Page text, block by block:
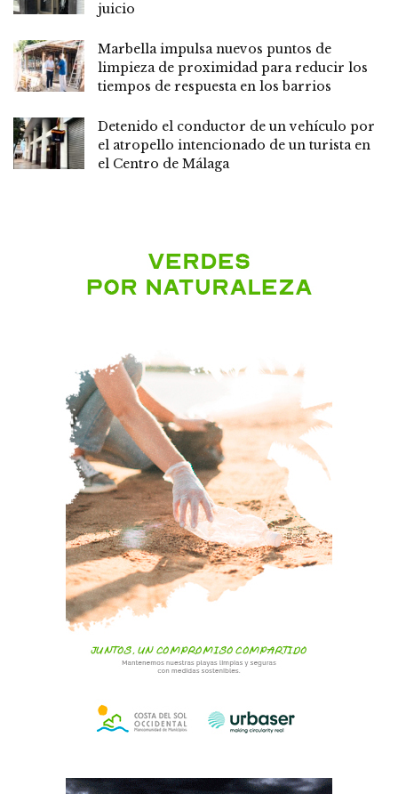
juicio
Marbella impulsa nuevos puntos de
limpieza de proximidad para reducir los
tiempos de respuesta en los barrios
Detenido el conductor de un vehículo por
el atropello intencionado de un turista en
el Centro de Málaga